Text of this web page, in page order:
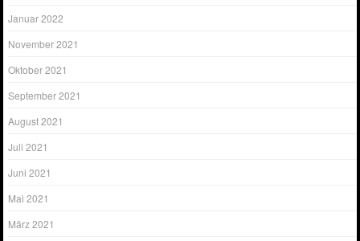
Januar 2022
November 2021
Oktober 2021
September 2021
August 2021
Juli 2021
Juni 2021
Mai 2021
März 2021